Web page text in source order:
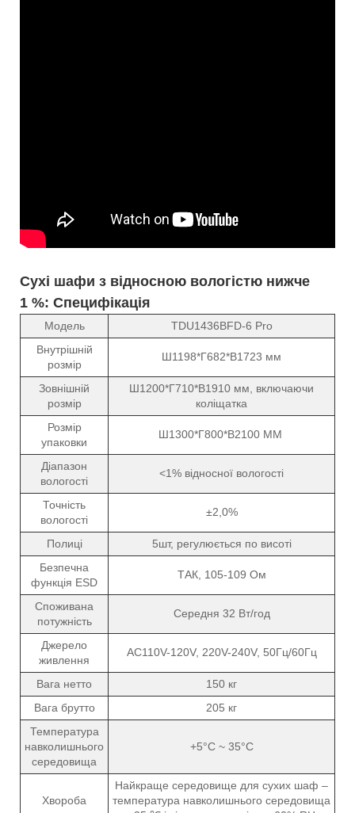
Сухі шафи з відносною вологістю нижче
1 %: Специфікація
Модель
TDU1436BFD-6 Pro
Внутрішній
розмір
Ш1198*Г682*В1723 мм
Зовнішній
розмір
Ш1200*Г710*В1910 мм, включаючи
коліщатка
Розмір
упаковки
Ш1300*Г800*В2100 ММ
Діапазон
вологості
<1% відносної вологості
Точність
вологості
±2,0%
Полиці
5шт, регулюється по висоті
Безпечна
функція ESD
ТАК, 105-109 Ом
Споживана
потужність
Середня 32 Вт/год
Джерело
живлення
AC110V-120V, 220V-240V, 50Гц/60Гц
Вага нетто
150 кг
Вага брутто
205 кг
Температура
навколишнього
середовища
+5°C ~ 35°C
Хвороба
Найкраще середовище для сухих шаф –
температура навколишнього середовища